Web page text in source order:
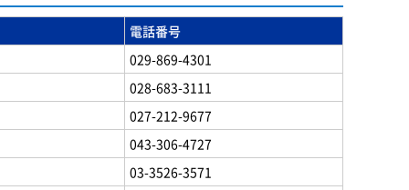
電話番号
029-869-4301
028-683-3111
027-212-9677
043-306-4727
03-3526-3571